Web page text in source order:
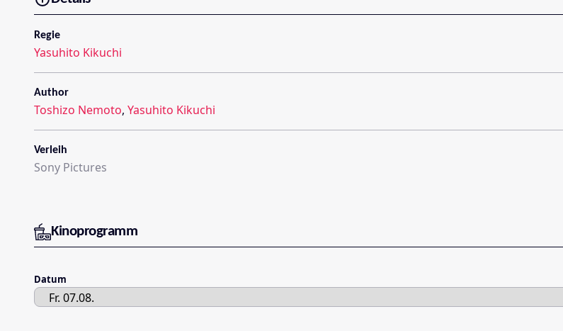
Regie
Yasuhito Kikuchi
Author
Toshizo Nemoto, Yasuhito Kikuchi
Verleih
Sony Pictures
Kinoprogramm
Datum